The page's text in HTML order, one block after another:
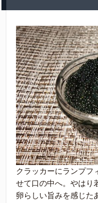
クラッカーにランプフ
せて口の中へ。やはり
卵らしい旨みを感じた